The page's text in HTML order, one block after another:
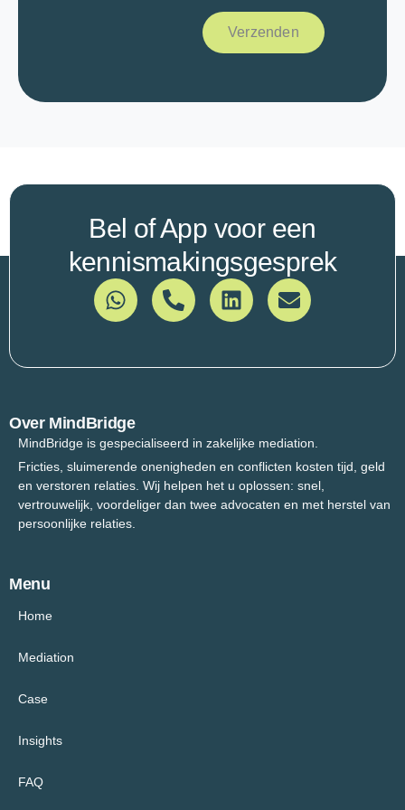
e
r
z
k
Verzenden
Bel of App voor een
kennismakingsgesprek
Over MindBridge
MindBridge is gespecialiseerd in zakelijke mediation.
Fricties, sluimerende onenigheden en conflicten kosten tijd, geld
en verstoren relaties. Wij helpen het u oplossen: snel,
vertrouwelijk, voordeliger dan twee advocaten en met herstel van
persoonlijke relaties.
Menu
Home
Mediation
Case
Insights
FAQ